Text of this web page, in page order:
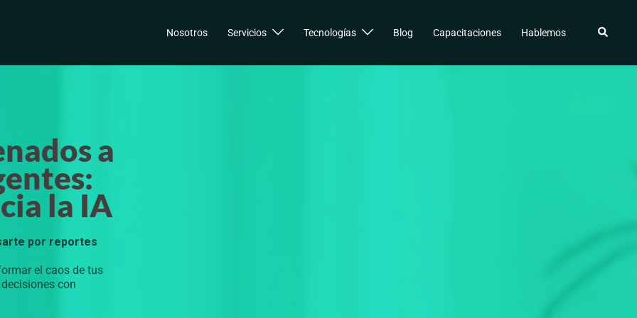
Nosotros Servicios Tecnologías Blog Capacitaciones Hablemos Buscar
a
la IA
por reportes
el caos de tus
con